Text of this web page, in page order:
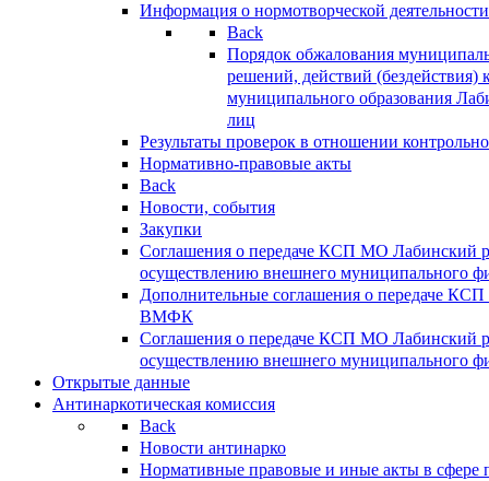
Информация о нормотворческой деятельности
Back
Порядок обжалования
решений, действий (бездействия)
муниципального образования
лиц
Результаты проверок в отношении
Нормативно-правовые акты
Back
Новости, события
Закупки
Соглашения о передаче КСП МО Лабинский
осуществлению внешнего муниципального
Дополнительные соглашения о передаче
ВМФК
Соглашения о передаче КСП МО Лабинский
осуществлению внешнего муниципального
Открытые данные
Антинаркотическая комиссия
Back
Новости антинарко
Нормативные правовые и иные акты в сфере